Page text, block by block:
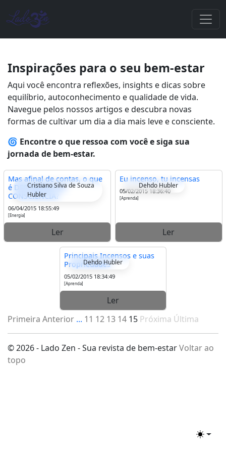
Inspirações para o seu bem-estar
Aqui você encontra reflexões, insights e dicas sobre
equilíbrio, autoconhecimento e qualidade de vida.
Navegue pelos nossos artigos e descubra novas
formas de cultivar um dia a dia mais leve e consciente.
🌀 Encontre o que ressoa com você e siga sua
jornada de bem-estar.
Cristiano Silva de Souza
Hubler
Mas afinal de contas, o que
é DESPERTAR DA
CONSCIÊNCIA?
06/04/2015 18:55:49
[Energia]
Ler
Dehdo Hubler
Eu incenso, tu incensas
05/02/2015 18:36:40
[Aprenda]
Ler
Dehdo Hubler
Principais Incensos e suas
Propriedades
05/02/2015 18:34:49
[Aprenda]
Ler
Primeira Anterior ... 11 12 13 14 15 Próxima Última
© 2026 - Lado Zen - Sua revista de bem-estarVoltar ao
topo
Toggle